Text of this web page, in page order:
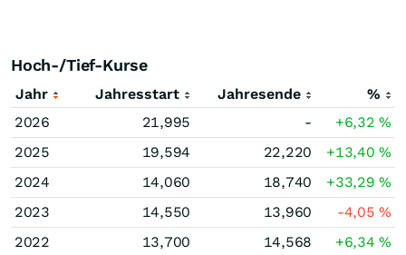
Hoch-/Tief-Kurse
Jahr Jahresstart Jahresende
%
2026
21,995 - +6,32%
2025
19,594 22,220 +13,40%
2024
14,060 18,740 +33,29%
2023
14,550 13,960 -4,05%
2022
13,700 14,568 +6,34%